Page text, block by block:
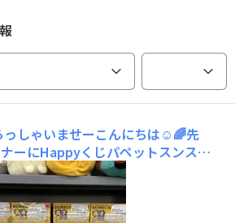
っしゃいませーこんにちは☺️🌈先
ーにHappyくじパペットスンスン
が入荷しました！スンスン、ノンノ
ます😊👍🏻💞